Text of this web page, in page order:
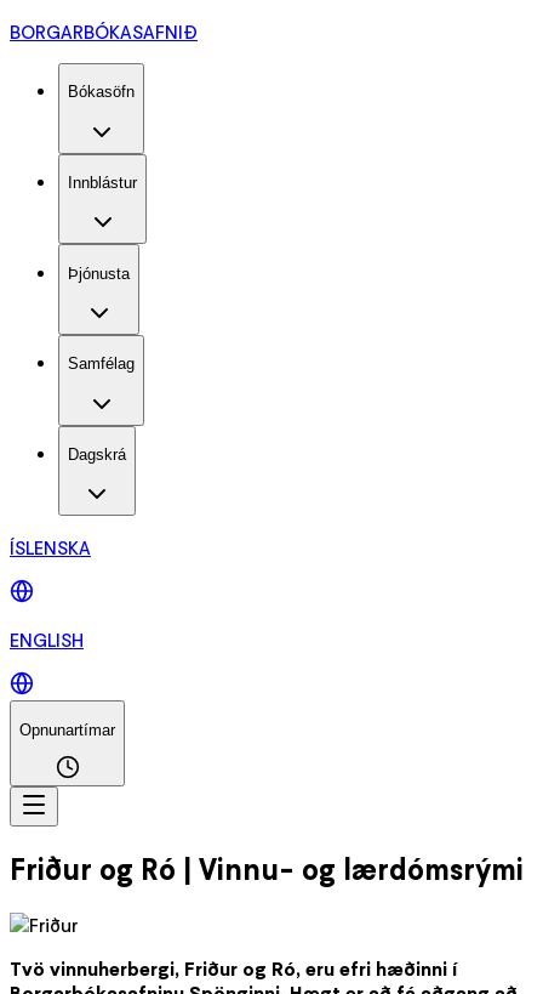
BORGARBÓKASAFNIÐ
Bókasöfn
Innblástur
Þjónusta
Samfélag
Dagskrá
ÍSLENSKA
ENGLISH
Opnunartímar
Friður og Ró | Vinnu- og lærdómsrými
Tvö vinnuherbergi, Friður og Ró, eru efri hæðinni í